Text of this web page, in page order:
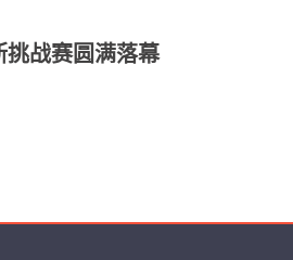
挑战赛圆满落幕